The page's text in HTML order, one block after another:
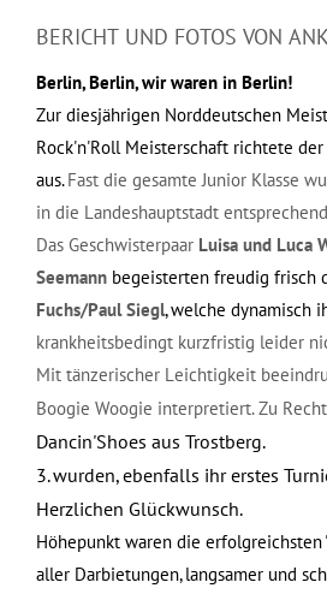
BERICHT UND FOTOS VON
Berlin, Berlin, wir waren in Berlin!
Zur diesjährigen Norddeutschen
Rock'n'Roll Meisterschaft richtete
aus.Fast die gesamte Junior Klasse
in die Landeshauptstadt
Das Geschwisterpaar Luisa und Luca
Seemann begeisterten freudig frisch
Fuchs/Paul Siegl, welche dynamisch
krankheitsbedingt kurzfristig leider
Mit tänzerischer Leichtigkeit
Boogie Woogie interpretiert. Zu
Dancin'Shoes aus Trostberg.
3. wurden, ebenfalls ihr erstes
Herzlichen Glückwunsch.
Höhepunkt waren die erfolgreichsten
aller Darbietungen, langsamer und